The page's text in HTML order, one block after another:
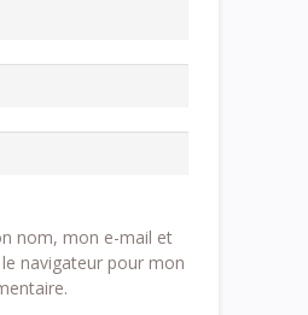
nom, mon e-mail et
navigateur pour mon